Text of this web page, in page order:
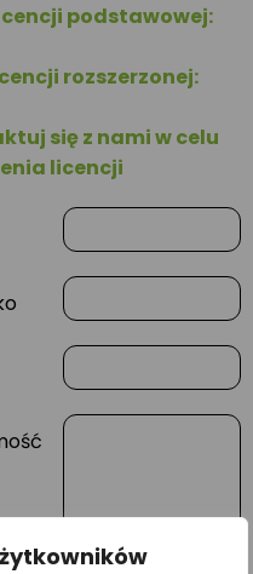
podstawowej:
rozszerzonej:
się z nami w celu
licencji